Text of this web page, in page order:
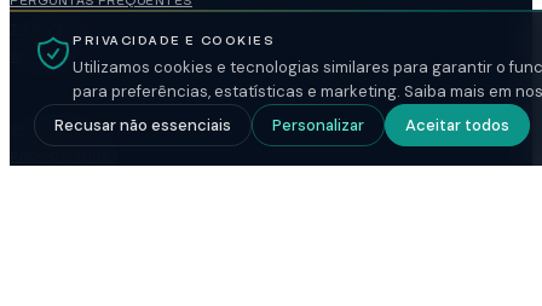
WEBMAIL
VEREADORES
PRIVACIDADE E COOKIES
Utilizamos cookies e tecnologias similares para garantir o
para preferências, estatísticas e marketing. Saiba mais em
Recusar não essenciais
Personalizar Aceitar todos